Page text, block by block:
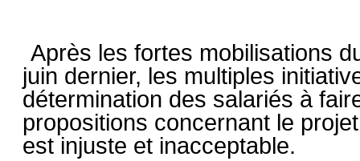
Après les fortes mobilisations
juin dernier, les multiples
détermination des salariés à
propositions concernant le
est injuste et inacceptable.